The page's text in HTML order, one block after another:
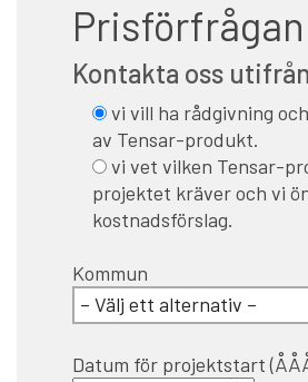
Prisförfrågan
Kontakta oss
vi vill ha rådgivning
av Tensar-produkt.
vi vet vilken Tensar-
projektet kräver och vi
kostnadsförslag.
Kommun
Datum för projektstart